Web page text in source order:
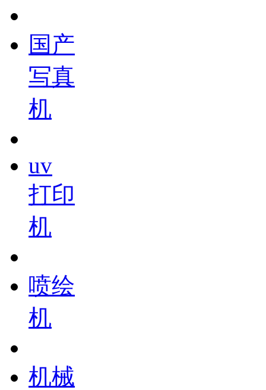
国产
写真
机
uv
打印
机
喷绘
机
机械